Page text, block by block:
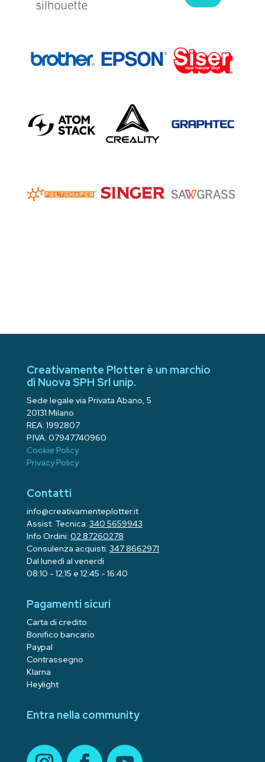
Creativamente Plotter è un marchio
di Nuova SPH Srl unip.
Sede legale via Privata Abano, 5
20131 Milano
REA: 1992807
P.IVA: 07947740960
Cookie Policy
Privacy Policy
Contatti
info@creativamenteplotter.it
Assist. Tecnica: 340 5659943
Info Ordini: 02 87260278
Consulenza acquisti: 347 8662971
Dal lunedì al venerdì
08:10 - 12:15 e 12:45 - 16:40
Pagamenti sicuri
Carta di credito
Bonifico bancario
Paypal
Contrassegno
Klarna
Heylight
Entra nella community